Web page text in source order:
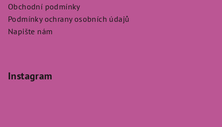
Obchodní podmínky
Podmínky ochrany osobních údajů
Napište nám
Instagram